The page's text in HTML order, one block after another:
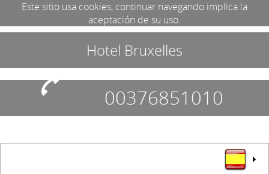
Este sitio usa cookies, continuar navegando implica la
aceptación de su uso.
Hotel Bruxelles
00376851010